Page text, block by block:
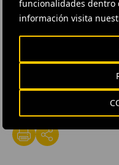
funcionalidades dentro
información visita
Canadá, con una
#Autopistas #
#